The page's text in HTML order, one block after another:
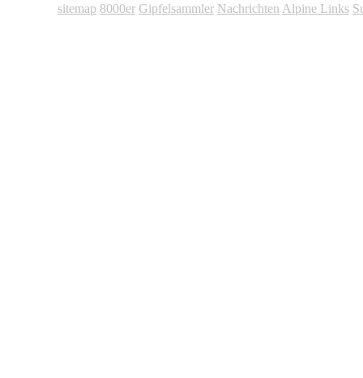
sitemap 8000er Gipfelsammler Nachrichten Alpine Links